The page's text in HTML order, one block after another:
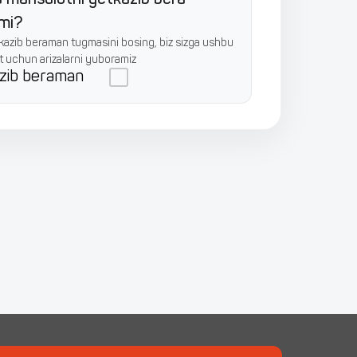
beraman tugmasini bosing, biz sizga ushbu
uchun arizalarni yuboramiz
beraman